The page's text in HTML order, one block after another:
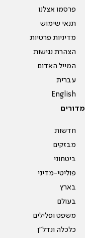
פרסמו אצלנו
תנאי שימוש
מדיניות פרטיות
הצהרת נגישות
המייל האדום
עברית
English
מדורים
חדשות
מבזקים
ביטחוני
פוליטי-מדיני
בארץ
בעולם
משפט ופלילים
כלכלה ונדל"ן